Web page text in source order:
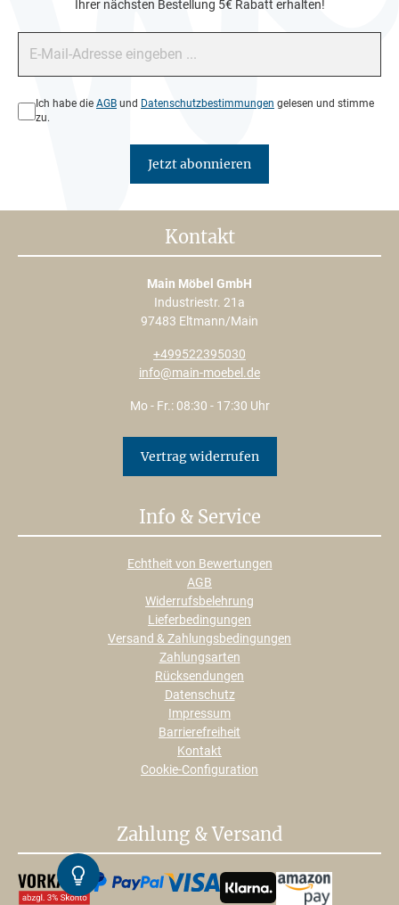
Ihrer nächsten Bestellung 5€ Rabatt erhalten!
Datenschutz*
Ich habe die AGB und Datenschutzbestimmungen gelesen und stimme
zu.
Jetzt abonnieren
Kontakt
Main Möbel GmbH
Industriestr. 21a
97483 Eltmann/Main
+499522395030
info@main-moebel.de
Mo - Fr.: 08:30 - 17:30 Uhr
Vertrag widerrufen
Info & Service
Echtheit von Bewertungen
AGB
Widerrufsbelehrung
Lieferbedingungen
Versand & Zahlungsbedingungen
Zahlungsarten
Rücksendungen
Datenschutz
Impressum
Barrierefreiheit
Kontakt
Cookie-Configuration
Zahlung & Versand
Kontrast